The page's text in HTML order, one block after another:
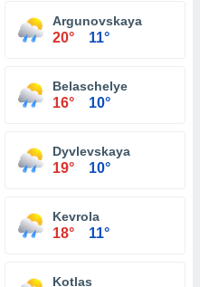
Argunovskaya
20° 11°
Belaschelye
16° 10°
Dyvlevskaya
19° 10°
Kevrola
18° 11°
Kotlas